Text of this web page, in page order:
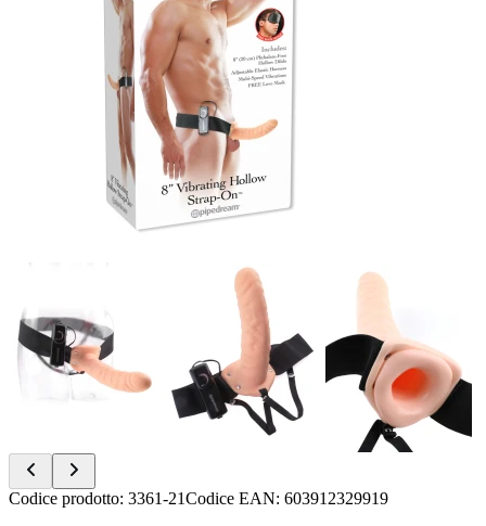
Item
Codice prodotto: 3361-21Codice EAN: 603912329919